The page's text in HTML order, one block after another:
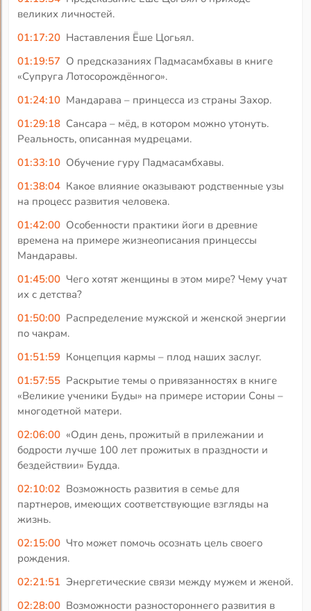
великих личностей.
01:17:20 Наставления Ёше Цогьял.
01:19:57 О предсказаниях Падмасамбхавы в книге
«Супруга Лотосорождённого».
01:24:10 Мандарава – принцесса из страны Захор.
01:29:18 Сансара – мёд, в котором можно утонуть.
Реальность, описанная мудрецами.
01:33:10 Обучение гуру Падмасамбхавы.
01:38:04 Какое влияние оказывают родственные узы
на процесс развития человека.
01:42:00 Особенности практики йоги в древние
времена на примере жизнеописания принцессы
Мандаравы.
01:45:00 Чего хотят женщины в этом мире? Чему учат
их с детства?
01:50:00 Распределение мужской и женской энергии
по чакрам.
01:51:59 Концепция кармы – плод наших заслуг.
01:57:55 Раскрытие темы о привязанностях в книге
«Великие ученики Буды» на примере истории Соны –
многодетной матери.
02:06:00 «Один день, прожитый в прилежании и
бодрости лучше 100 лет прожитых в праздности и
бездействии» Будда.
02:10:02 Возможность развития в семье для
партнеров, имеющих соответствующие взгляды на
жизнь.
02:15:00 Что может помочь осознать цель своего
рождения.
02:21:51 Энергетические связи между мужем и женой.
02:28:00 Возможности разностороннего развития в